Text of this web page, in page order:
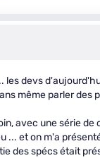
devs
même parler des
avec une série
... et on m'a
des spécs était